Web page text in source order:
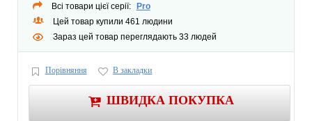
Всі товари цієї серії: Pro
Цей товар купили 461 людини
Зараз цей товар переглядають 33 людей
Порівняння В закладки
ШВИДКА ПОКУПКА